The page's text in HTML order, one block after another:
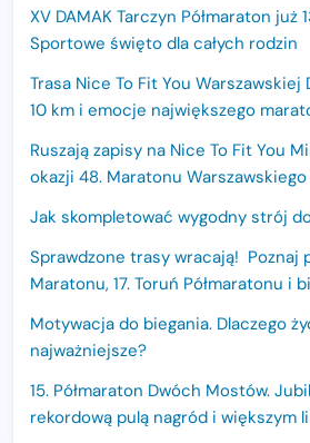
XV DAMAK Tarczyn Półmaraton już
Sportowe święto dla całych rodzin
Trasa Nice To Fit You Warszawskiej
10 km i emocje największego
Ruszają zapisy na Nice To Fit You
okazji 48. Maratonu Warszawskiego
Jak skompletować wygodny strój
Sprawdzone trasy wracają! Poznaj
Maratonu, 17. Toruń Półmaratonu i
Motywacja do biegania. Dlaczego
najważniejsze?
15. Półmaraton Dwóch Mostów.
rekordową pulą nagród i większym